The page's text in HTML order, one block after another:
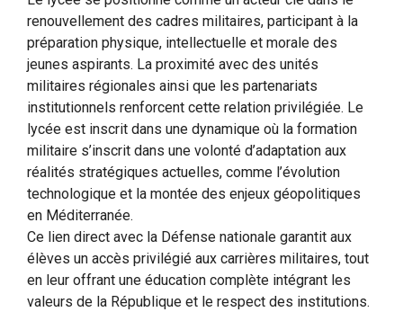
renouvellement des cadres militaires, participant à la
préparation physique, intellectuelle et morale des
jeunes aspirants. La proximité avec des unités
militaires régionales ainsi que les partenariats
institutionnels renforcent cette relation privilégiée. Le
lycée est inscrit dans une dynamique où la formation
militaire s’inscrit dans une volonté d’adaptation aux
réalités stratégiques actuelles, comme l’évolution
technologique et la montée des enjeux géopolitiques
en Méditerranée.
Ce lien direct avec la Défense nationale garantit aux
élèves un accès privilégié aux carrières militaires, tout
en leur offrant une éducation complète intégrant les
valeurs de la République et le respect des institutions.